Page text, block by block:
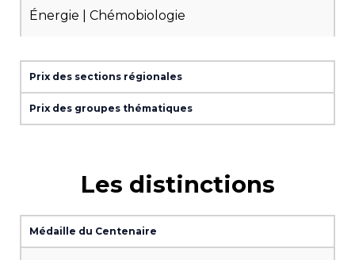
Énergie | Chémobiologie
Prix des sections régionales
Prix des groupes thématiques
Les distinctions
Médaille du Centenaire